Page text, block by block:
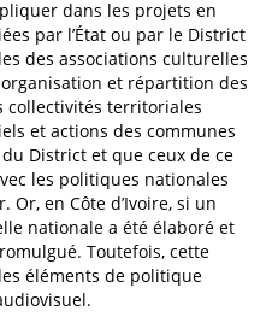
dans les projets en
par l’État ou par le District
des associations culturelles
et répartition des
collectivités territoriales
et actions des communes
District et que ceux de ce
les politiques nationales
Or, en Côte d’Ivoire, si un
nationale a été élaboré et
Toutefois, cette
éléments de politique